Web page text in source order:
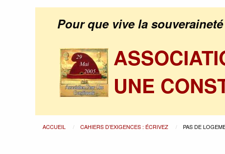
Pour que vive la
UNE
ACCUEIL CAHIERS D’EXIGENCES : ÉCRIVEZ PAS DE